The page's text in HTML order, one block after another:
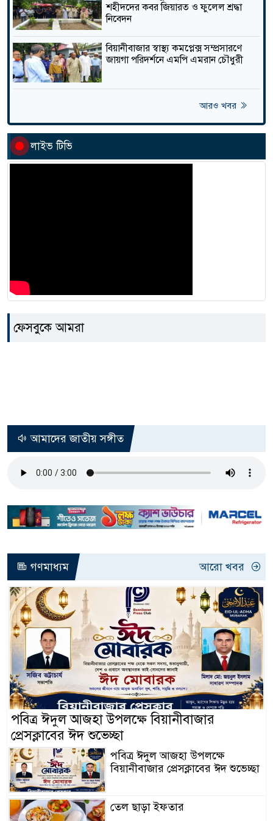
জনবল ও জন্মনিয়ন্ত্রণ সামগ্রীর
সংকটে বিয়ানীবাজারে বেড়েছে
জন্মহার
তাজা
জগন্নাথপু‌রে নৌকা ডু‌বি‌তে ২ জনের
তাজা
শহীদদের কবর জিয়ারত ও ফুলেল শ্রদ্ধা
নিবেদন
বিয়ানীবাজার স্বাস্থ্য কমপ্লেক্স সম্প্রসারণে
জায়গা পরিদর্শনে এমপি এমরান চৌধুরী
আরও খবর
লাইভ টিভি
ফেসবুকে আমরা
আমাদের জাতীয় সঙ্গীত
গণমাধ্যম আরো খবর
পবিত্র ঈদুল আজহা উপলক্ষে বিয়ানীবাজার
প্রেসক্লাবের ঈদ শুভেচ্ছা
পবিত্র ঈদুল আজহা উপলক্ষে
বিয়ানীবাজার প্রেসক্লাবের ঈদ শুভেচ্ছা
তেল ছাড়া ইফতার